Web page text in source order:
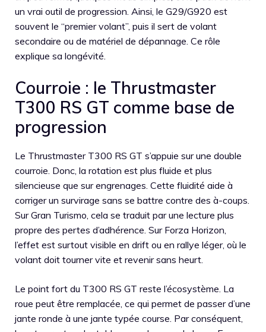
un vrai outil de progression. Ainsi, le G29/G920 est
souvent le “premier volant”, puis il sert de volant
secondaire ou de matériel de dépannage. Ce rôle
explique sa longévité.
Courroie : le Thrustmaster
T300 RS GT comme base de
progression
Le Thrustmaster T300 RS GT s’appuie sur une double
courroie. Donc, la rotation est plus fluide et plus
silencieuse que sur engrenages. Cette fluidité aide à
corriger un survirage sans se battre contre des à-coups.
Sur Gran Turismo, cela se traduit par une lecture plus
propre des pertes d’adhérence. Sur Forza Horizon,
l’effet est surtout visible en drift ou en rallye léger, où le
volant doit tourner vite et revenir sans heurt.
Le point fort du T300 RS GT reste l’écosystème. La
roue peut être remplacée, ce qui permet de passer d’une
jante ronde à une jante typée course. Par conséquent,